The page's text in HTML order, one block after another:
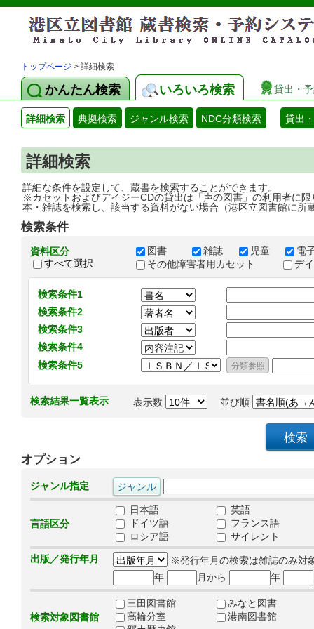
トップページ > 詳細検索
かんたん検索 いろいろ検索 貸出・
詳細検索 典拠検索 ジャンル検索 NDC分類検索 貸出
詳細検索
詳細な条件を設定して、蔵書を検索することができます。
※カセットおよびデイジーCDの貸出は「声の図書」の利用者に限
本・雑誌を検索し、該当する資料がない場合（港区立図書館に所
検索条件
資料区分
すべて選択
図書 雑誌 児童
電
その他障害者用カセット
デ
検索条件1
検索条件2
検索条件3
検索条件4
検索条件5
検索結果一覧表示 表示数 並び順
オプション
ジャンル指定
言語区分
日本語
英語
ドイツ語
フランス語
ロシア語
サイレント
出版／発行年月
※発行年月の検索は雑誌のみ対
年
月から 年
検索対象図書館
三田図書館
みなと図書
高輪分室
港南図書館